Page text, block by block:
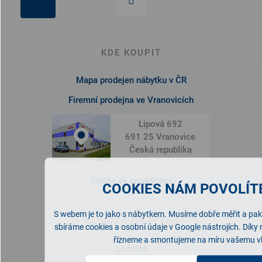
COOKIES NÁM
S webem je to jako s nábytkem. Musíme dobře měřit a
sbíráme cookies a osobní údaje v Google nástrojích. Díky
řízneme a smontujeme na míru vašemu
KDE KOUPIT
Mapa prodejen nábytku v ČR
Firemní prodejna ve Vranovicích
Lipová 692
691 25 Vranovice
Česká republika
NABÍDKA NÁBYTKU